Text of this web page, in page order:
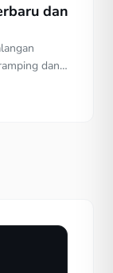
dan
dan
listrik